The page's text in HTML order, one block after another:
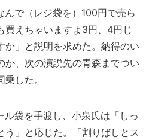
で（レジ袋を）100円で売ら
買えちゃいますよ3円、4円じ
か」と説明を求めた。納得のい
か、次の演説先の青森までつい
した。
袋を手渡し、小泉氏は「しっ
う」と応じた。「割りばしとス